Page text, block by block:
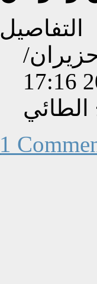
التفاصيل
بتاريخ السبت, 17 حزيران/
1